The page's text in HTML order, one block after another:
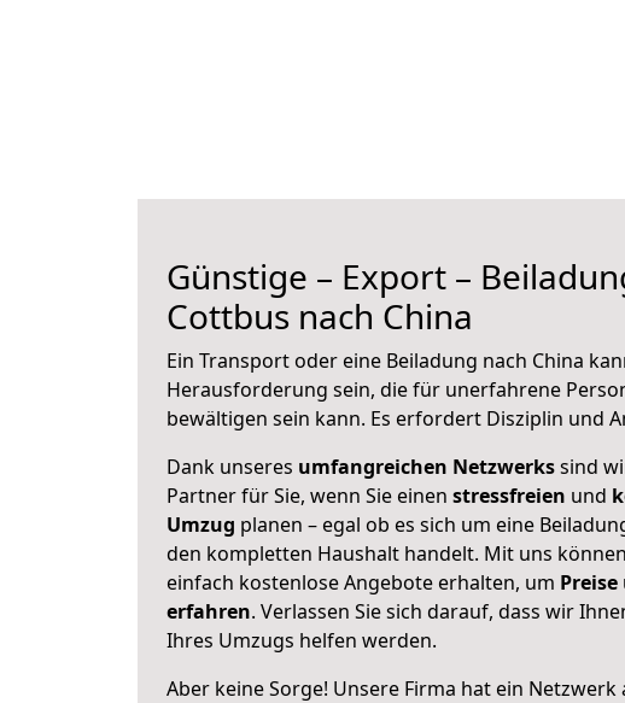
Günstige – Export –
Cottbus nach China
Ein Transport oder eine Beiladung nach China
Herausforderung sein, die für unerfahrene
bewältigen sein kann. Es erfordert Disziplin und
Dank unseres umfangreichen Netzwerkssind
Partner für Sie, wenn Sie einen stressfreien und
Umzug planen – egal ob es sich um eine
den kompletten Haushalt handelt. Mit uns
einfach kostenlose Angebote erhalten, um Preise
erfahren. Verlassen Sie sich darauf, dass wir
Ihres Umzugs helfen werden.
Aber keine Sorge! Unsere Firma hat ein Netzwerk